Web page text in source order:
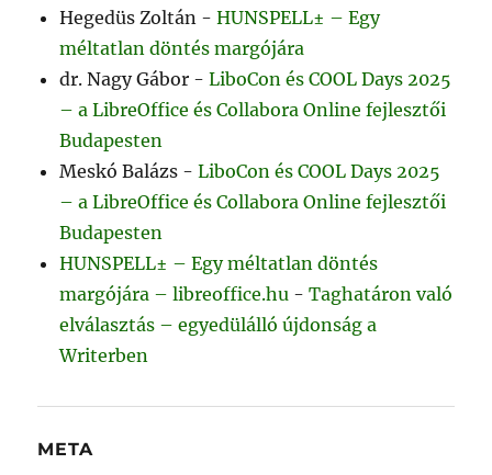
Hegedüs Zoltán -HUNSPELL± – Egy
méltatlan döntés margójára
dr. Nagy Gábor -LiboCon és COOL Days 2025
– a LibreOffice és Collabora Online fejlesztői
Budapesten
Meskó Balázs -LiboCon és COOL Days 2025
– a LibreOffice és Collabora Online fejlesztői
Budapesten
HUNSPELL± – Egy méltatlan döntés
margójára – libreoffice.hu -Taghatáron való
elválasztás – egyedülálló újdonság a
Writerben
META